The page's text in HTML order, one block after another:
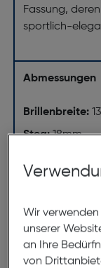
Fassung,
sportlich-
Abmessungen
Brillenbreite:
Steg:18mm
Bügellänge:
Wir
unserer
an Ihre
von